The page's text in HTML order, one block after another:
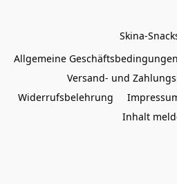
Allgemeine Geschäftsbedingungen
Versand- und
Widerrufsbelehrung
Inhalt